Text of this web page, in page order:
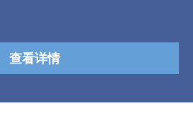
查看详情